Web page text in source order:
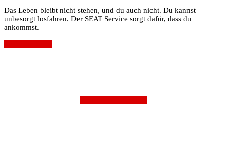
Das Leben bleibt nicht stehen, und du auch nicht. Du kannst
unbesorgt losfahren. Der SEAT Service sorgt dafür, dass du
ankommst.